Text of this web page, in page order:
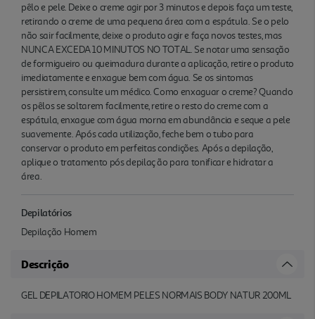
pêlo e pele. Deixe o creme agir por 3 minutos e depois faça um teste,
retirando o creme de uma pequena área com a espátula. Se o pelo
não sair facilmente, deixe o produto agir e faça novos testes, mas
NUNCA EXCEDA 10 MINUTOS NO TOTAL. Se notar uma sensação
de formigueiro ou queimadura durante a aplicação, retire o produto
imediatamente e enxague bem com água. Se os sintomas
persistirem, consulte um médico. Como enxaguar o creme? Quando
os pêlos se soltarem facilmente, retire o resto do creme com a
espátula, enxague com água morna em abundância e seque a pele
suavemente. Após cada utilização, feche bem o tubo para
conservar o produto em perfeitas condições. Após a depilação,
aplique o tratamento pós depilaç ão para tonificar e hidratar a
área.
Depilatórios
Depilação Homem
Descrição
GEL DEPILATORIO HOMEM PELES NORMAIS BODY NATUR 200ML